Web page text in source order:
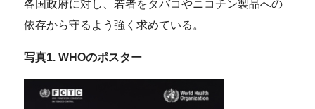
各国政府に対し、若者をタバコやニコチン製品への
依存から守るよう強く求めている。
写真1. WHOのポスター